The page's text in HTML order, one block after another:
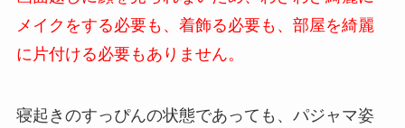
メイクをする必要も、着飾る必要も、部屋を綺麗
に片付ける必要もありません。
寝起きのすっぴんの状態であっても、パジャマ姿